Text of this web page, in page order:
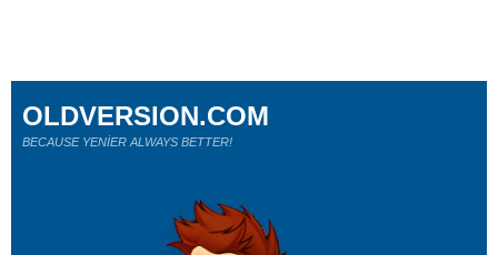
OLDVERSION.COM
BECAUSE YENİER ALWAYS BETTER!